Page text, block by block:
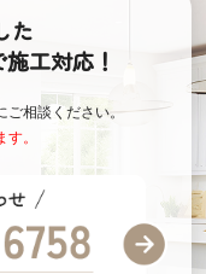
た
工対応！
ご相談ください。
。